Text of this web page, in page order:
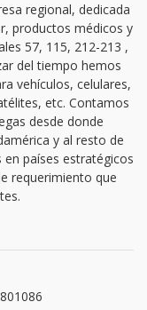
regional, dedicada
productos médicos y
57, 115, 212-213 ,
del tiempo hemos
vehículos, celulares,
etc. Contamos
desde donde
y al resto de
países estratégicos
requerimiento que